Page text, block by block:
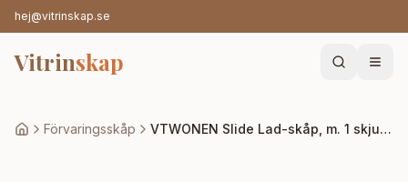
hej@vitrinskap.se
Vitrinskap
Förvaringsskåp VTWONEN Slide Lad-skåp, m. 1 skjutdörr, 4 lådor och 4 hyllplan - svart furu